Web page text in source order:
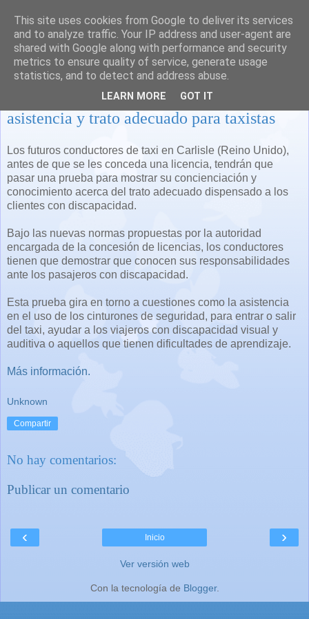
Interesante iniciativa: Formación en
asistencia y trato adecuado para taxistas
Los futuros conductores de taxi en Carlisle (Reino Unido),
antes de que se les conceda una licencia, tendrán que
pasar una prueba para mostrar su concienciación y
conocimiento acerca del trato adecuado dispensado a los
clientes con discapacidad.
Bajo las nuevas normas propuestas por la autoridad
encargada de la concesión de licencias, los conductores
tienen que demostrar que conocen sus responsabilidades
ante los pasajeros con discapacidad.
Esta prueba gira en torno a cuestiones como la asistencia
en el uso de los cinturones de seguridad, para entrar o salir
del taxi, ayudar a los viajeros con discapacidad visual y
auditiva o aquellos quetienen dificultades de aprendizaje.
Más información.
Unknown
Compartir
No hay comentarios:
Publicar un comentario
‹ ›
Inicio
Ver versión web
Con la tecnología de Blogger.
This site uses cookies from Google to deliver its services
and to analyze traffic. Your IP address and user-agent are
shared with Google along with performance and security
metrics to ensure quality of service, generate usage
statistics, and to detect and address abuse.
LEARN MORE GOT IT